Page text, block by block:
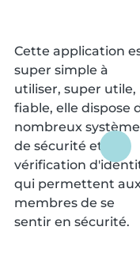
Cette application
super simple à
utiliser, super utile,
fiable, elle dispose
nombreux
de sécurité et de
vérification
qui permettent
membres de se
sentir en sécurité.